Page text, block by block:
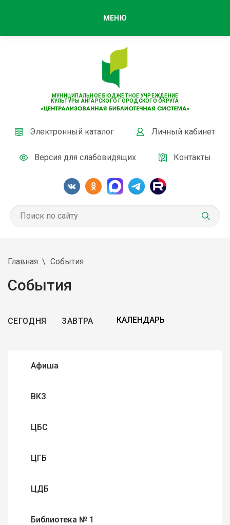
МУНИЦИПАЛЬНОЕ БЮДЖЕТНОЕ УЧРЕЖДЕНИЕ
КУЛЬТУРЫ АНГАРСКОГО ГОРОДСКОГО ОКРУГА
Электронный каталог Личный кабинет
Версия для слабовидящих Контакты
МЕНЮ
Главная События
События
СЕГОДНЯ ЗАВТРА
Афиша
ВКЗ
ЦБС
ЦГБ
ЦДБ
Библиотека № 1